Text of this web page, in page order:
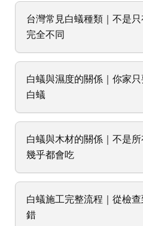
台灣常見白蟻種類｜不是
完全不同
白蟻與濕度的關係｜你家
白蟻
白蟻與木材的關係｜不是
幾乎都會吃
白蟻施工完整流程｜從檢
錯